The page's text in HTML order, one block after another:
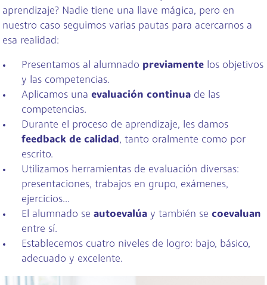
aprendizaje? Nadie tiene una llave mágica, pero en
nuestro caso seguimos varias pautas para acercarnos a
esa realidad:
Presentamos al alumnado previamente los objetivos
y las competencias.
Aplicamos una evaluación continua de las
competencias.
Durante el proceso de aprendizaje, les damos
feedback de calidad, tanto oralmente como por
escrito.
Utilizamos herramientas de evaluación diversas:
presentaciones, trabajos en grupo, exámenes,
ejercicios...
El alumnado se autoevalúa y también se coevaluan
entre sí.
Establecemos cuatro niveles de logro: bajo, básico,
adecuado y excelente.